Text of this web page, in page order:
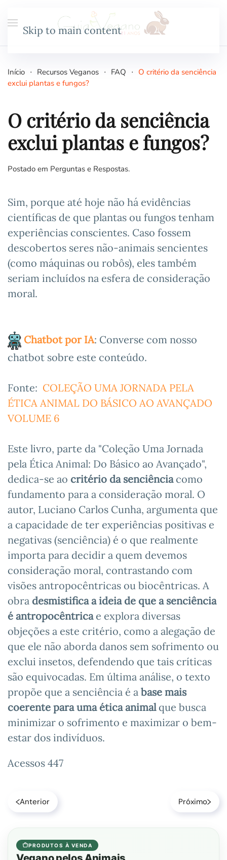
Skip to main content
Início Recursos Veganos FAQ
O critério da senciência
exclui plantas e fungos?
O critério da senciência
exclui plantas e fungos?
Postado em Perguntas e Respostas.
Sim, porque até hoje não há evidências
científicas de que plantas ou fungos tenham
experiências conscientes. Caso fossem
descobertos seres não-animais sencientes
(como máquinas ou robôs), eles também
seriam incluídos na esfera de consideração
moral.
Chatbot por IA: Converse com nosso
chatbot sobre este conteúdo.
Fonte: COLEÇÃO UMA JORNADA PELA
ÉTICA ANIMAL DO BÁSICO AO AVANÇADO
VOLUME 6
Este livro, parte da "Coleção Uma Jornada
pela Ética Animal: Do Básico ao Avançado",
dedica-se ao critério da senciênciacomo
fundamento para a consideração moral. O
autor, Luciano Carlos Cunha, argumenta que
a capacidade de ter experiências positivas e
negativas (senciência) é o que realmente
importa para decidir a quem devemos
consideração moral, contrastando com
visões antropocêntricas ou biocêntricas. A
obra desmistifica a ideia de que a senciência
é antropocêntricae explora diversas
objeções a este critério, como a alegação de
que ele não aborda danos sem sofrimento ou
exclui insetos, defendendo que tais críticas
são equivocadas. Em última análise, o texto
propõe que a senciência é a base mais
coerente para uma ética animalque busca
minimizar o sofrimento e maximizar o bem-
estar dos indivíduos.
Acessos 447
Anterior Próximo
PRODUTOS À VENDA